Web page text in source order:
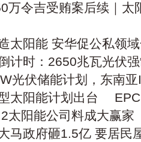
万令吉受贿案后续｜
太阳能 安华促公私领
计时：2650兆瓦光伏
光伏储能计划，东南
太阳能计划出台
太阳能公司料成大赢家
马政府砸1.5亿 要居民